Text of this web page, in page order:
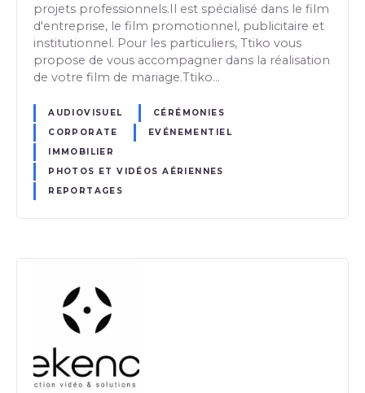
projets professionnels.Il est spécialisé dans le film
d'entreprise, le film promotionnel, publicitaire et
institutionnel. Pour les particuliers, Ttiko vous
propose de vous accompagner dans la réalisation
de votre film de mariage.Ttiko…
AUDIOVISUEL
CÉRÉMONIES
CORPORATE
EVÉNEMENTIEL
IMMOBILIER
PHOTOS ET VIDÉOS AÉRIENNES
REPORTAGES